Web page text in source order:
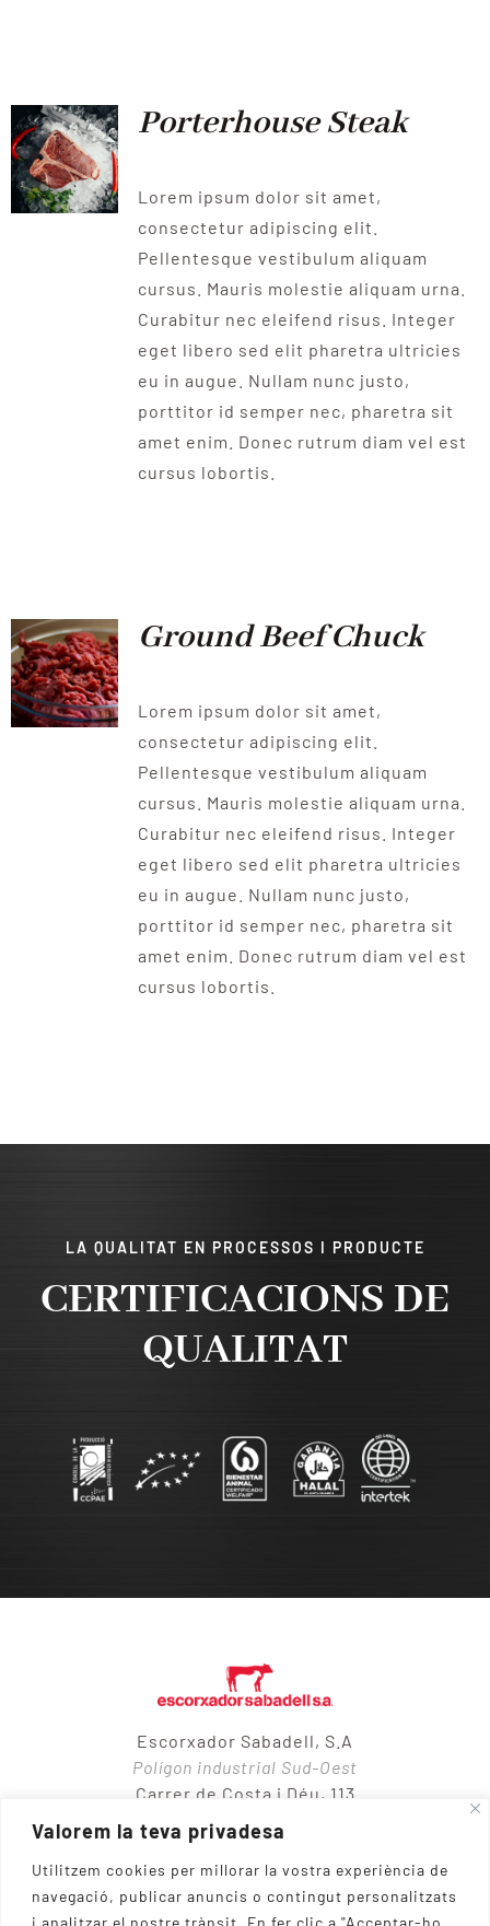
Valorem la teva privadesa
Utilitzem cookies per millorar la vostra experiència de
navegació, publicar anuncis o contingut personalitzats
i analitzar el nostre trànsit.
En fer clic a "Acceptar-ho
Porterhouse Steak
Lorem ipsum dolor sit amet,
consectetur adipiscing elit.
Pellentesque vestibulum aliquam
cursus. Mauris molestie aliquam urna.
Curabitur nec eleifend risus. Integer
eget libero sed elit pharetra ultricies
eu in augue. Nullam nunc justo,
porttitor id semper nec, pharetra sit
amet enim. Donec rutrum diam vel est
cursus lobortis.
Ground Beef Chuck
Lorem ipsum dolor sit amet,
consectetur adipiscing elit.
Pellentesque vestibulum aliquam
cursus. Mauris molestie aliquam urna.
Curabitur nec eleifend risus. Integer
eget libero sed elit pharetra ultricies
eu in augue. Nullam nunc justo,
porttitor id semper nec, pharetra sit
amet enim. Donec rutrum diam vel est
cursus lobortis.
LA QUALITAT EN PROCESSOS I PRODUCTE
CERTIFICACIONS DE
QUALITAT
Escorxador Sabadell, S.A
Polígon industrial Sud-Oest
Carrer de Costa i Déu, 113
08205 – Sabadell
937 10 65 50